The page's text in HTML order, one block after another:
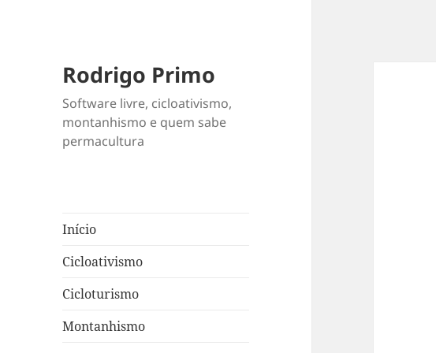
Rodrigo Primo
Software livre, cicloativismo,
montanhismo e quem sabe
permacultura
Início
Cicloativismo
Cicloturismo
Montanhismo